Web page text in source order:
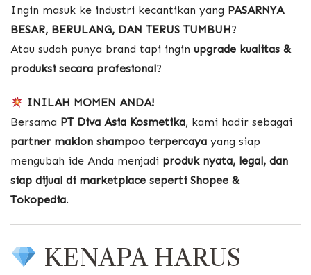
Ingin masuk ke industri kecantikan yang PASARNYA
BESAR, BERULANG, DAN TERUS TUMBUH?
Atau sudah punya brand tapi ingin upgrade kualitas &
produksi secara profesional?
INILAH MOMEN ANDA!
Bersama PT Diva Asia Kosmetika, kami hadir sebagai
partner maklon shampoo terpercaya yang siap
mengubah ide Anda menjadi produk nyata, legal, dan
siap dijual di marketplace seperti Shopee &
Tokopedia.
KENAPA HARUS